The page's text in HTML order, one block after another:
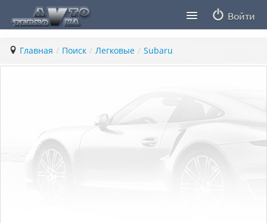
Войти
Статьи
Главная / Поиск / Легковые / Subaru